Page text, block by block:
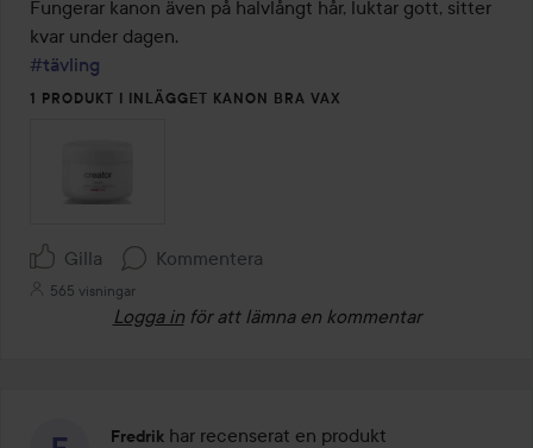
5
Fungerar kanon även på halvlångt hår, luktar gott, sitter
#tävling
1 PRODUKT I INLÄGGET KANON BRA VAX
Gilla Kommentera
565 visningar
Logga in för att lämna en kommentar
Fredrik har recenserat en produkt